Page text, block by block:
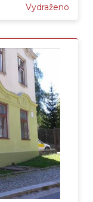
Vydraženo